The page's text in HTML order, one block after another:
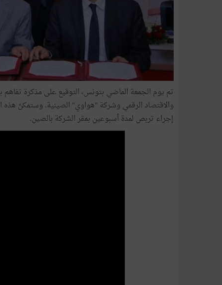
تم يوم الجمعة الماضي بتونس، التوقيع على مذكرة تفاهم
إجراء تربص لمدة أسبوعين بمقر الشركة بالصين.